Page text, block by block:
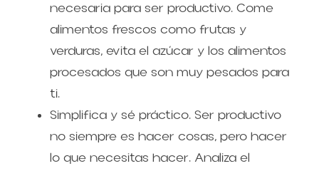
necesaria para ser productivo. Come
alimentos frescos como frutas y
verduras, evita el azúcar y los alimentos
procesados que son muy pesados para
ti.
Simplifica y sé práctico. Ser productivo
no siempre es hacer cosas, pero hacer
lo que necesitas hacer. Analiza el